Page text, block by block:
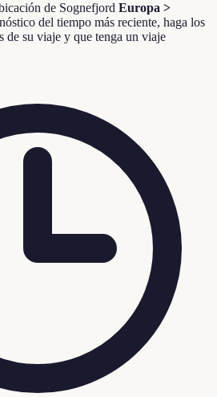
de Sognefjord Europa >
del tiempo más reciente, haga los
de su viaje y que tenga un viaje